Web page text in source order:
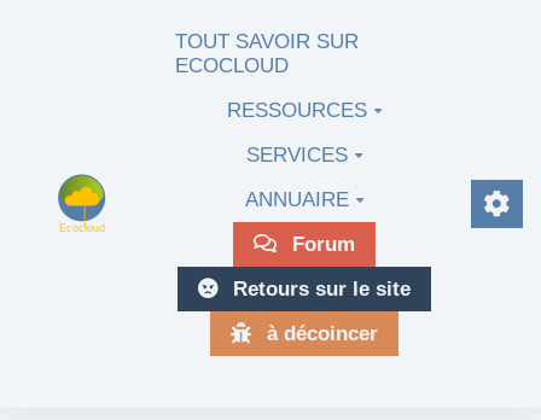
Aller au contenu principal
TOUT SAVOIR SUR
ECOCLOUD
RESSOURCES
SERVICES
ANNUAIRE
Forum
Retours sur le site
à décoincer